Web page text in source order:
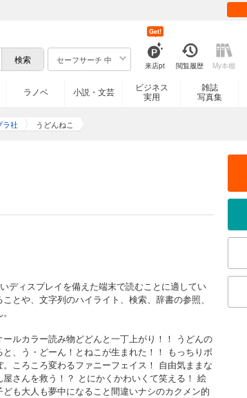
セーフサーチ 中
来店pt
Get!
閲覧履歴 My本棚
ラノベ 小説・文芸
ビジネス
実用
雑誌
写真集
ラ社 うどんねこ
ディスプレイを備えた端末で読むことに適してい
とや、文字列のハイライト、検索、辞書の参照、
ルカラー読み物どどんと一丁上がり！！ うどんの
、う・どーん！とねこが生まれた！！ もっちりボ
ころころ変わるファニーフェイス！ 自由気ままな
さんを救う！？ とにかくかわいくて笑える！ 絵
も大人も夢中になること間違いナシのカクメン的